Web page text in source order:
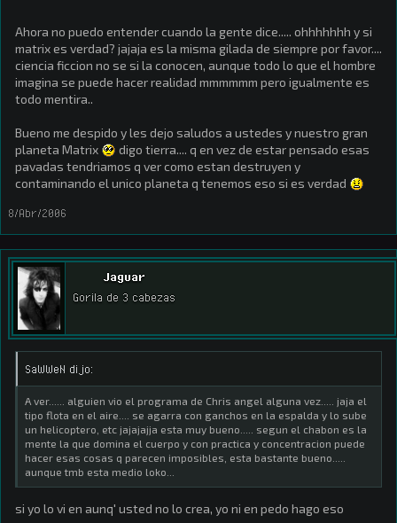
Ahora no puedo entender cuando la gente dice..... ohhhhhhh y si
matrix es verdad? jajaja es la misma gilada de siempre por favor....
ciencia ficcion no se si la conocen, aunque todo lo que el hombre
imagina se puede hacer realidad mmmmmm pero igualmente es
todo mentira..
Bueno me despido y les dejo saludos a ustedes y nuestro gran
planeta Matrix
digo tierra.... q en vez de estar pensado esas
pavadas tendriamos q ver como estan destruyen y
contaminando el unico planeta q tenemos eso si es verdad
8/Abr/2006
Jaguar
Gorila de 3 cabezas
SaWWeN dijo:
A ver...... alguien vio el programa de Chris angel alguna vez..... jaja el
tipo flota en el aire.... se agarra con ganchos en la espalda y lo sube
un helicoptero, etc jajajajja esta muy bueno..... segun el chabon es la
mente la que domina el cuerpo y con practica y concentracion puede
hacer esas cosas q parecen imposibles, esta bastante bueno.....
aunque tmb esta medio loko...
si yo lo vi en aunq' usted no lo crea, yo ni en pedo hago eso